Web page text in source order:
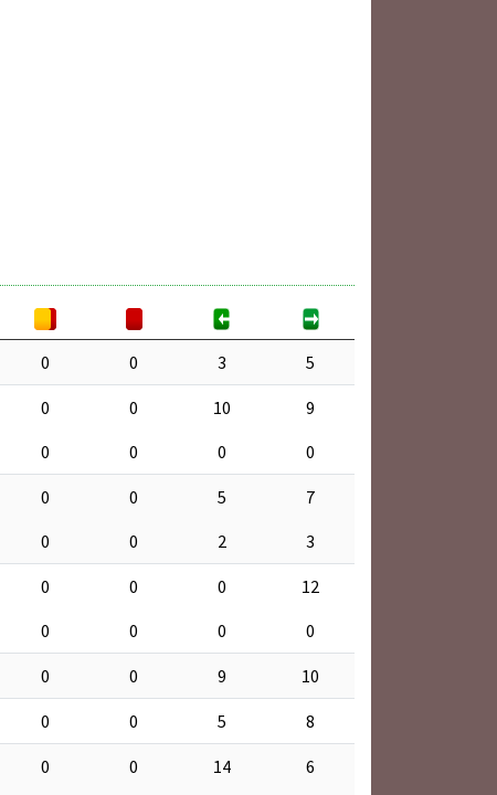
0 0 3 5
0 0 10
9
0 0 0 0
0 0 5
7
0 0 2 3
0 0 0
12
0 0 0 0
0 0 9 10
0 0 5 8
0 0 14
6